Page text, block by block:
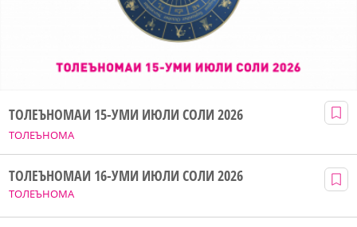
ТОЛЕЪНОМА
ТОЛЕЪНОМАИ 15-УМИ ИЮЛИ СОЛИ 2026
ТОЛЕЪНОМА
ТОЛЕЪНОМАИ 16-УМИ ИЮЛИ СОЛИ 2026